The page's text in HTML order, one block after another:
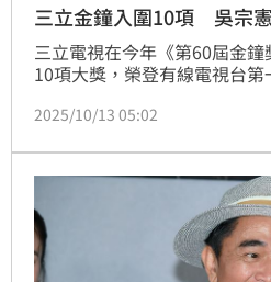
三立金鐘入圍10項 吳宗
三立電視在今年《第60屆金
10項大獎，榮登有線電視台
異，也展現出台灣內容創作的
「金鐘入圍分享會」，各節
享榮耀時刻，為每一位三立
賀。
2025/10/13 05:02